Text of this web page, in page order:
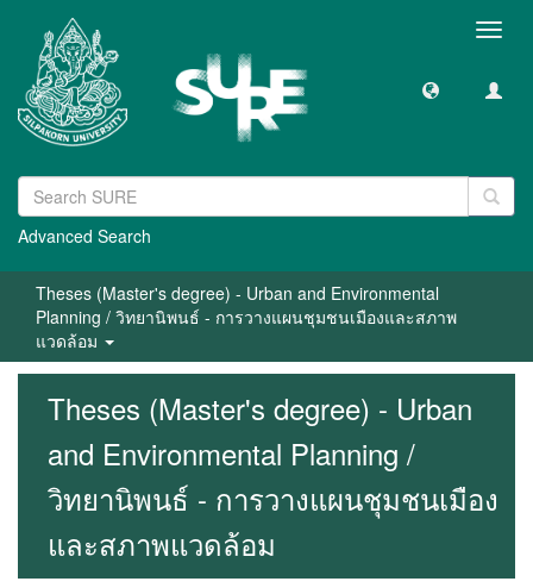
Advanced Search
Theses (Master's degree) - Urban and Environmental
Planning / วิทยานิพนธ์ - การวางแผนชุมชนเมืองและสภาพ
แวดล้อม
Theses (Master's degree) - Urban
and Environmental Planning /
วิทยานิพนธ์ - การวางแผนชุมชนเมือง
และสภาพแวดล้อม